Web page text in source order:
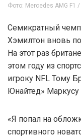
Фото: Mercedes AMG F1
Семикратный
Хэмилтон вновь
На этот раз
этом году из
игроку NFL Тому
Юнайтед»
«Я попал на
спортивного